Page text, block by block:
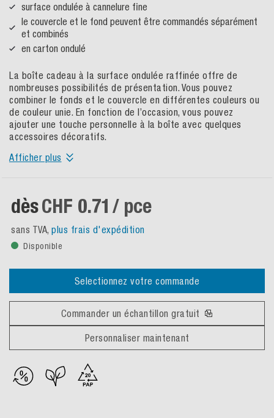
surface ondulée à cannelure fine
le couvercle et le fond peuvent être commandés séparément
et combinés
en carton ondulé
La boîte cadeau à la surface ondulée raffinée offre de
nombreuses possibilités de présentation. Vous pouvez
combiner le fonds et le couvercle en différentes couleurs ou
de couleur unie. En fonction de l’occasion, vous pouvez
ajouter une touche personnelle à la boîte avec quelques
accessoires décoratifs.
Afficher plus
dèsCHF 0.71 / pce
sans TVA, plus frais d'expédition
Disponible
Selectionnez votre commande
Commander un échantillon gratuit
Personnaliser maintenant